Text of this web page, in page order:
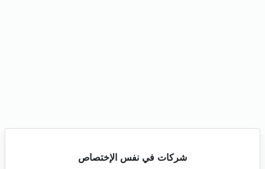
شركات في نفس الإختصاص